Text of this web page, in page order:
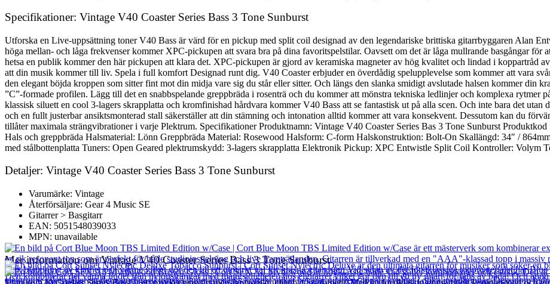
Specifikationer: Vintage V40 Coaster Series Bass 3 Tone Sunburst
Utforska en Live-uppsättning toner V40 Bass är värd för en pickup med split coil designad av den legendariske brittiska gitarrbyggaren Alan
höga mellan- och låga frekvenser kommer XPC-pickupen att svara bra på dina favoritspelstilar. Oavsett om det är låga mullrande basgångar för
hetsa en publik kommer den här pickupen att klara det. XPC-pickupen är gjord av keramiska magneter av hög kvalitet och lindad i koppartråd
att din musik kommer till liv. Spela i full komfort Designad runt dig. V40 Coaster erbjuder en överdådig spelupplevelse som kommer att vara
den elegant böjda kroppen som sitter fint mot din midja vare sig du står eller sitter. Och längs den slanka smidigt avslutade halsen kommer din
”C”-formade profilen. Lägg till det en snabbspelande greppbräda i rosenträ och du kommer att mönstra tekniska ledlinjer och komplexa rytmer
klassisk siluett en cool 3-lagers skrapplatta och kromfinishad hårdvara kommer V40 Bass att se fantastisk ut på alla scen. Och inte bara det utan
och en fullt justerbar ansiktsmonterad stall säkerställer att din stämning och intonation alltid kommer att vara konsekvent. Dessutom kan du
tillåter maximala strängvibrationer i varje Plektrum. Specifikationer Produktnamn: Vintage V40 Coaster Series Bas 3 Tone Sunburst
Hals och greppbräda Halsmaterial: Lönn Greppbräda Material: Rosewood Halsform: C-form Halskonstruktion: Bolt-On Skallängd: 34″ /
med stålbottenplatta Tuners: Open Geared plektrumskydd: 3-lagers skrapplatta Elektronik Pickup: XPC Entwistle Split Coil Kontroller: Volym
Detaljer: Vintage V40 Coaster Series Bass 3 Tone Sunburst
Varumärke: Vintage
Återförsäljare: Gear 4 Music SE
Gitarrer > Basgitarr
EAN: 5051548039033
MPN: unavailable
Mer information om Vintage V40 Coaster Series Bass 3 Tone Sunburst